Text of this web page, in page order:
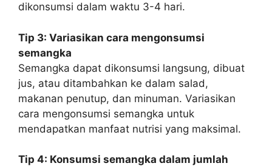
dikonsumsi dalam waktu 3-4 hari.
Tip 3: Variasikan cara mengonsumsi
semangka
Semangka dapat dikonsumsi langsung, dibuat
jus, atau ditambahkan ke dalam salad,
makanan penutup, dan minuman. Variasikan
cara mengonsumsi semangka untuk
mendapatkan manfaat nutrisi yang maksimal.
Tip 4: Konsumsi semangka dalam jumlah